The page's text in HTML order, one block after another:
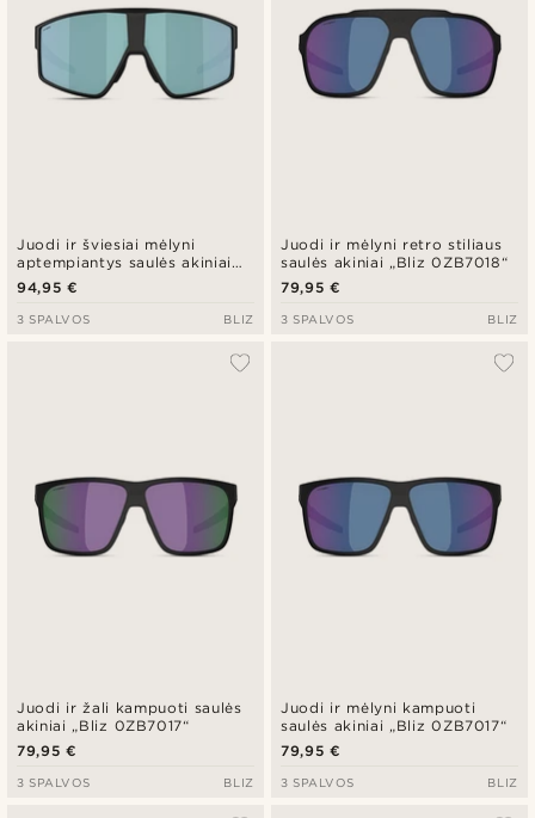
Juodi ir šviesiai mėlyni
aptempiantys saulės akiniai
„Bliz 0ZB7016“
94,95 €
3 SPALVOS BLIZ
Juodi ir mėlyni retro stiliaus
saulės akiniai „Bliz 0ZB7018“
79,95 €
3 SPALVOS BLIZ
Juodi ir žali kampuoti saulės
akiniai „Bliz 0ZB7017“
79,95 €
3 SPALVOS BLIZ
Juodi ir mėlyni kampuoti
saulės akiniai „Bliz 0ZB7017“
79,95 €
3 SPALVOS BLIZ